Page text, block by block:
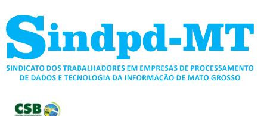
para
conteúdo